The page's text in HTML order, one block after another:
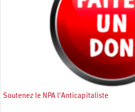
Soutenez le NPA l'Anticapitaliste